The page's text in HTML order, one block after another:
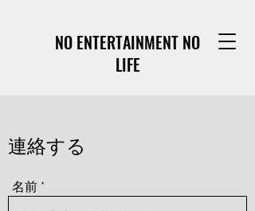
NO ENTERTAINMENT NO
LIFE
連絡する
名前